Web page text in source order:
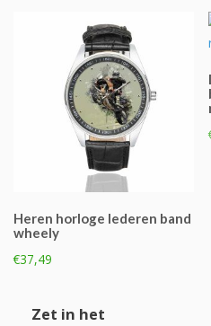
gekozen
Heren horloge lederen band
wheely
€37,49
Zet in het